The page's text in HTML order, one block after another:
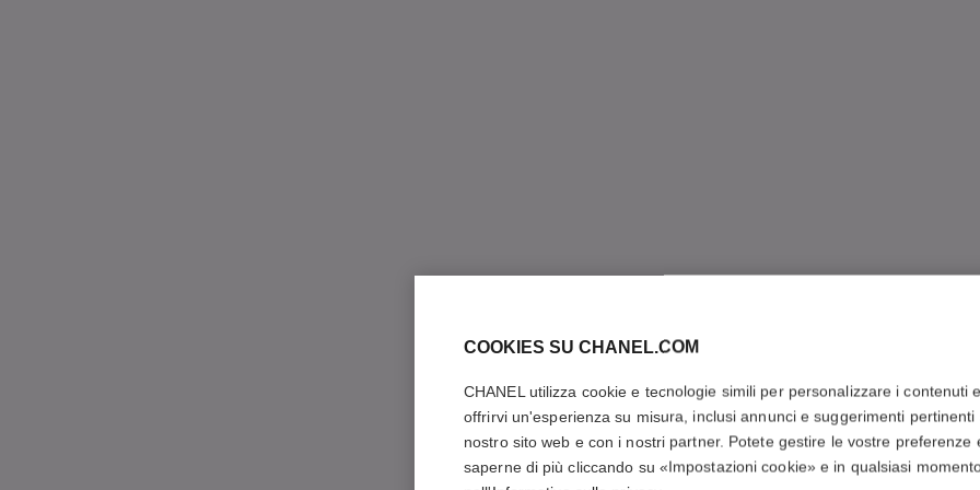
COOKIES SU CHANEL.COM
CHANEL utilizza cookie e tecnologie simili per personalizzare i contenuti e
offrirvi un'esperienza su misura, inclusi annunci e suggerimenti pertinenti
nostro sito web e con i nostri partner. Potete gestire le vostre preferenze
saperne di più cliccando su «Impostazioni cookie» e in qualsiasi